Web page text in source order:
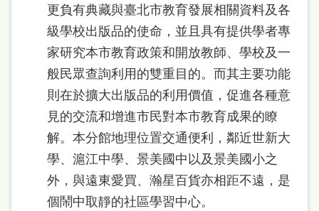
更負有典藏與臺北市教育發展相關資料及各
級學校出版品的使命，並且具有提供學者專
家研究本市教育政策和開放教師、學校及一
般民眾查詢利用的雙重目的。而其主要功能
則在於擴大出版品的利用價值，促進各種意
見的交流和增進市民對本市教育成果的瞭
解。本分館地理位置交通便利，鄰近世新大
學、滬江中學、景美國中以及景美國小之
外，與遠東愛買、瀚星百貨亦相距不遠，是
個鬧中取靜的社區學習中心。